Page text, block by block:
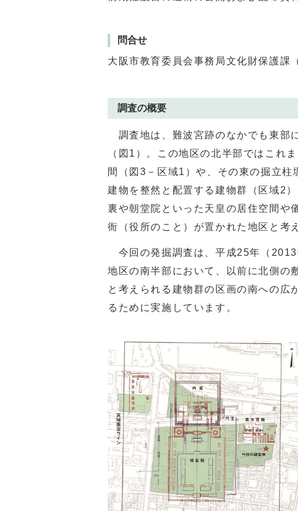
問合せ
大阪市教育委員会事務局文化財保護
調査の概要
調査地は、難波宮跡のなかでも東部
（図 1 ）。この地区の北半部ではこれ
間（図 3 －区域1 ）や、その東の掘立柱
建物を整然と配置する建物群（区域2
裏や朝堂院といった天皇の居住空間や
衙（役所のこと）が置かれた地区と考
今回の発掘調査は、平成25年（ 2013
地区の南半部において、以前に北側の
と考えられる建物群の区画の南への広
るために実施しています。